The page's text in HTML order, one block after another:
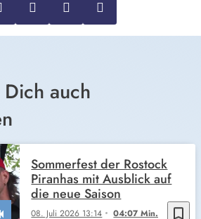
auch
bookmark_border
08. Juli 2026 13:14 04:07 Min.
Sommerfest der Rostock
Piranhas mit Ausblick auf
die neue Saison